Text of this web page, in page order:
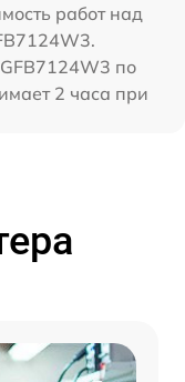
работ над
по
2 часа при